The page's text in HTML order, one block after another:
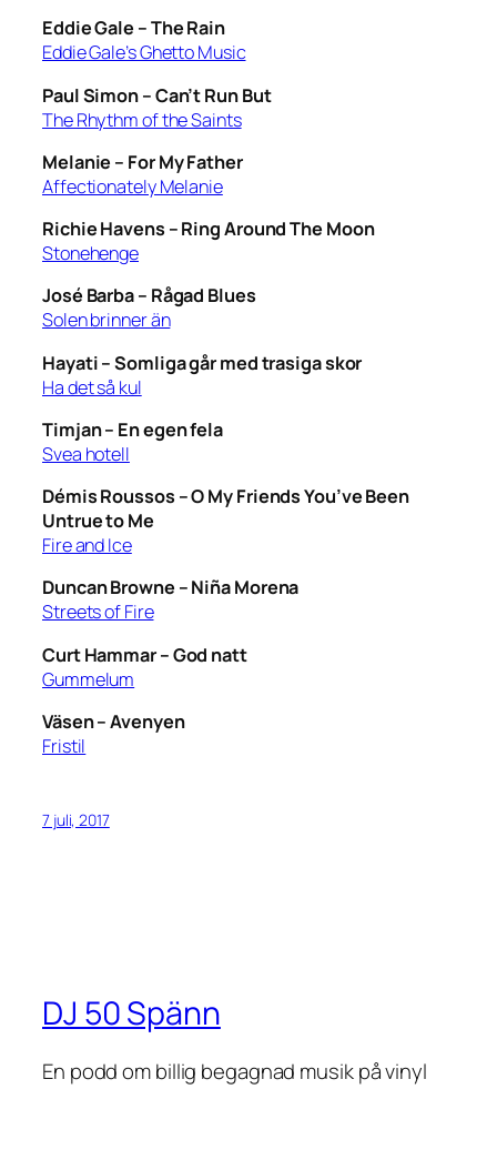
Eddie Gale –The Rain
Eddie Gale’s Ghetto Music
Paul Simon –Can’t Run But
The Rhythm of the Saints
Melanie – For My Father
Affectionately Melanie
Richie Havens –Ring Around The Moon
Stonehenge
José Barba – Rågad Blues
Solen brinner än
Hayati –Somliga går med trasiga skor
Ha det så kul
Timjan – En egen fela
Svea hotell
Démis Roussos –O My Friends You’ve Been
Untrue to Me
Fire and Ice
Duncan Browne –Niña Morena
Streets of Fire
Curt Hammar –God natt
Gummelum
Väsen –Avenyen
Fristil
7 juli, 2017
DJ 50 Spänn
En podd om billig begagnad musik på vinyl